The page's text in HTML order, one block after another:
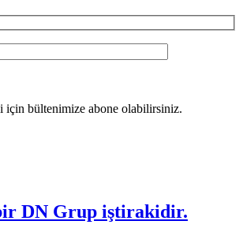
için bültenimize abone olabilirsiniz.
DN Grup iştirakidir.